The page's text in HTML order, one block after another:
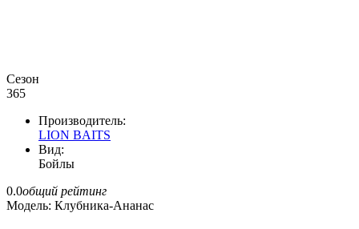
Сезон
365
Производитель:
LION BAITS
Вид:
Бойлы
0.0общий рейтинг
Модель: Клубника-Ананас